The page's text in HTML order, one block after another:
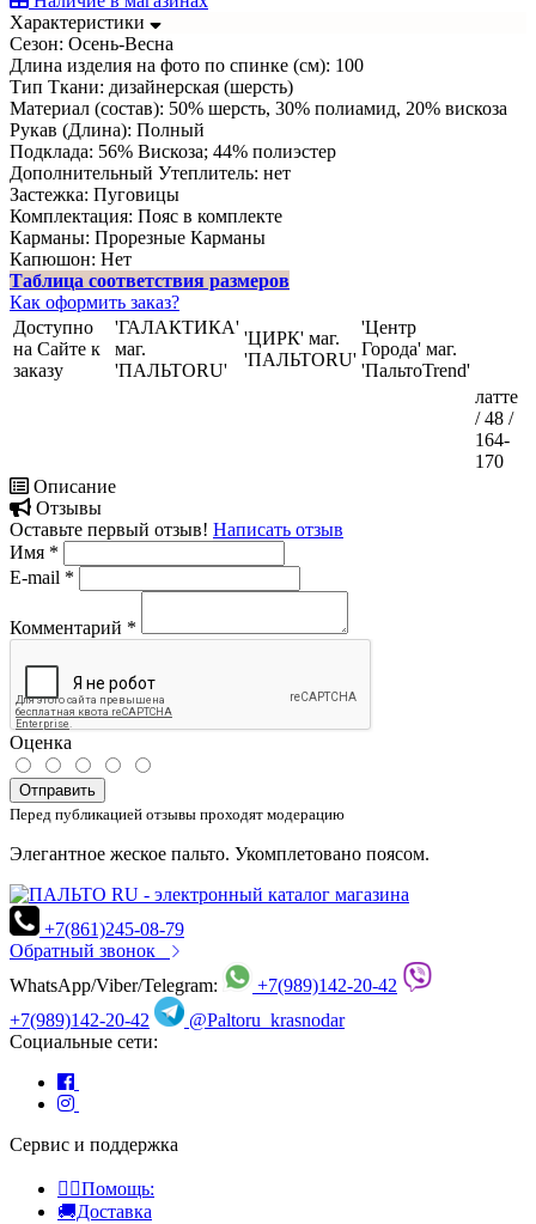
Характеристики
Сезон: Осень-Весна
Длина изделия на фото по спинке (см): 100
Тип Ткани: дизайнерская (шерсть)
Материал (состав): 50% шерсть, 30% полиамид, 20% вискоза
Рукав (Длина): Полный
Подклада: 56% Вискоза; 44% полиэстер
Дополнительный Утеплитель: нет
Застежка: Пуговицы
Комплектация: Пояс в комплекте
Карманы: Прорезные Карманы
Капюшон: Нет
Таблица соответствия размеров
Как оформить заказ?
Доступно
на Сайте к
заказу
'ГАЛАКТИКА'
маг.
'ПАЛЬТОRU'
'ЦИРК' маг.
'ПАЛЬТОRU'
'Центр
Города' маг.
'ПальтоTrend'
латте
/ 48 /
164-
170
Описание
Отзывы
Оставьте первый отзыв! Написать отзыв
Имя *
E-mail *
Комментарий *
Оценка
Отправить
Перед публикацией отзывы проходят модерацию
Элегантное жеское пальто. Укомплетовано поясом.
+7(861)245-08-79
Обратный звонок
WhatsApp/Viber/Telegram:
+7(989)142-20-42
+7(989)142-20-42
@Paltoru_krasnodar
Социальные сети:
Сервис и поддержка
👍🏻Помощь:
🚚Доставка